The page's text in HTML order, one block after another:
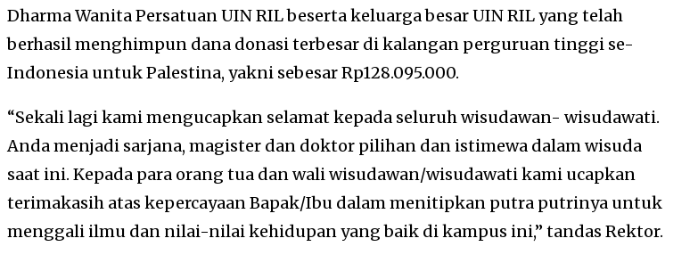
Dharma Wanita Persatuan UIN RIL beserta keluarga besar UIN RIL yang telah
berhasil menghimpun dana donasi terbesar di kalangan perguruan tinggi se-
Indonesia untuk Palestina, yakni sebesar Rp128.095.000.
“Sekali lagi kami mengucapkan selamat kepada seluruh wisudawan- wisudawati.
Anda menjadi sarjana, magister dan doktor pilihan dan istimewa dalam wisuda
saat ini. Kepada para orang tua dan wali wisudawan/wisudawati kami ucapkan
terimakasih atas kepercayaan Bapak/Ibu dalam menitipkan putra putrinya untuk
menggali ilmu dan nilai-nilai kehidupan yang baik di kampus ini,” tandas Rektor.